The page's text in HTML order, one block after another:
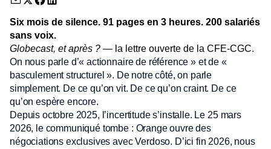
Envoyer par email (nouvelle fenêtre)
Partager sur Twitter (nouvelle fenêtre)
Partager sur Facebook (nouvelle fenêtre)
Partager sur LinkedIn (nouvelle fenêtre)
Six mois de silence. 91 pages en 3 heures. 200 salariés
sans voix.
Globecast, et après ? — la lettre ouverte de la CFE-CGC.
On nous parle d’« actionnaire de référence » et de «
basculement structurel ». De notre côté, on parle
simplement. De ce qu’on vit. De ce qu’on craint. De ce
qu’on espère encore.
Depuis octobre 2025, l’incertitude s’installe. Le 25 mars
2026, le communiqué tombe : Orange ouvre des
négociations exclusives avec Verdoso. D’ici fin 2026, nous